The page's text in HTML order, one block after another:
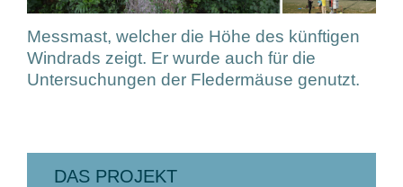
Messmast, welcher die Höhe des künftigen
Windrads zeigt. Er wurde auch für die
Untersuchungen der Fledermäuse genutzt.
DAS PROJEKT